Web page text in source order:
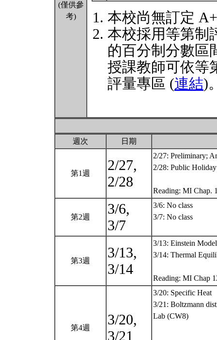
(僅供參
考)
本校尚無訂定
本校採用等第制
的百分制分數區
授課教師可依等
評量專區 (連結)
週次 日期
第1週
2/27,
2/28
2/27: Preliminary;
2/28: Public Holiday
Reading: MI Chap.
第2週
3/6,
3/7
3/6: No class
3/7: No class
第3週
3/13,
3/14
3/13: Einstein
3/14: Thermal
Reading: MI Chap
第4週
3/20,
3/21
3/20: Specific Heat
3/21: Boltzmann
Lab (CW8)